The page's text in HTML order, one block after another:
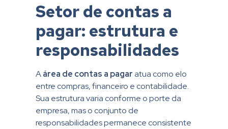
Setor de contas a
pagar: estrutura e
responsabilidades
Aárea de contas a pagaratua como elo
entre compras, financeiro e contabilidade.
Sua estrutura varia conforme o porte da
empresa, mas o conjunto de
responsabilidades permanece consistente